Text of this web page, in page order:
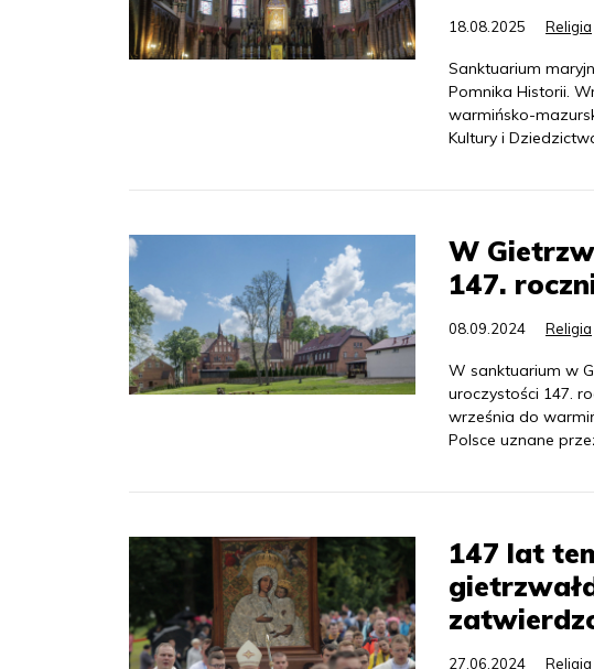
18.08.2025 Religia
Sanktuarium
Pomnika Historii.
warmińsko-
Kultury i
W
147.
08.09.2024 Religia
W sanktuarium w
uroczystości 147.
września do
Polsce uznane
147 lat
27.06.2024 Religia